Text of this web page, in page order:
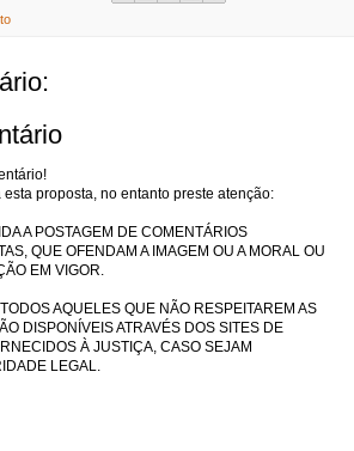
proposta, no entanto preste atenção:
A POSTAGEM DE COMENTÁRIOS
QUE OFENDAM A IMAGEM OU A MORAL OU
EM VIGOR.
AQUELES QUE NÃO RESPEITAREM AS
DISPONÍVEIS ATRAVÉS DOS SITES DE
À JUSTIÇA, CASO SEJAM
LEGAL.